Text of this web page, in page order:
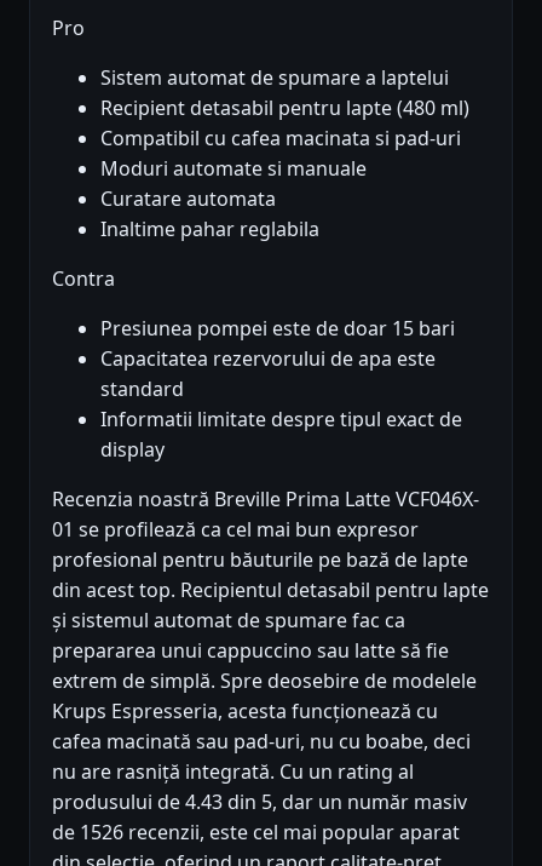
Pro
Sistem automat de spumare a laptelui
Recipient detasabil pentru lapte (480 ml)
Compatibil cu cafea macinata si pad-uri
Moduri automate si manuale
Curatare automata
Inaltime pahar reglabila
Contra
Presiunea pompei este de doar 15 bari
Capacitatea rezervorului de apa este
standard
Informatii limitate despre tipul exact de
display
Recenzia noastră Breville Prima Latte VCF046X-
01 se profilează ca cel mai bun expresor
profesional pentru băuturile pe bază de lapte
din acest top. Recipientul detasabil pentru lapte
și sistemul automat de spumare fac ca
prepararea unui cappuccino sau latte să fie
extrem de simplă. Spre deosebire de modelele
Krups Espresseria, acesta funcționează cu
cafea macinată sau pad-uri, nu cu boabe, deci
nu are rasniță integrată. Cu un rating al
produsului de 4.43 din 5, dar un număr masiv
de 1526 recenzii, este cel mai popular aparat